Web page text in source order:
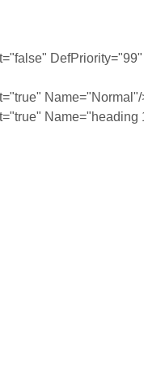
DefPriority="99"
Name="Normal"/
Name="heading